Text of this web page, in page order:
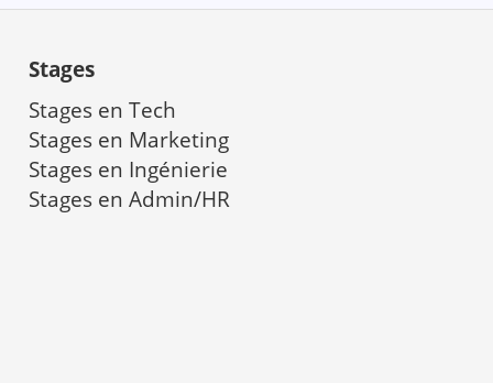
Stages
Stages en Tech
Stages en Marketing
Stages en Ingénierie
Stages en Admin/HR